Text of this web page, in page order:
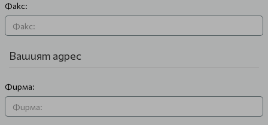
Факс:
Вашият адрес
Фирма: